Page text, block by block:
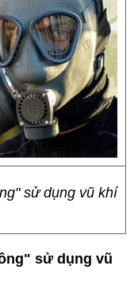
sử dụng vũ khí
sử d ụng vũ